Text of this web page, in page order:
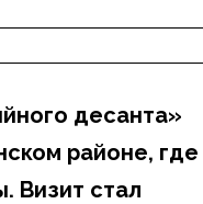
десанта»
районе, где
Визит стал